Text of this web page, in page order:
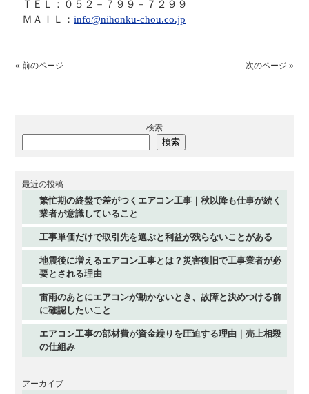
ＴＥＬ：０５２－７９９－７２９９
ＭＡＩＬ：info@nihonku-chou.co.jp
« 前のページ 次のページ »
検索
検索
最近の投稿
繁忙期の終盤で差がつくエアコン工事｜秋以降も仕事が続く
業者が意識していること
工事単価だけで取引先を選ぶと利益が残らないことがある
地震後に増えるエアコン工事とは？災害復旧で工事業者が必
要とされる理由
雷雨のあとにエアコンが動かないとき、故障と決めつける前
に確認したいこと
エアコン工事の部材費が資金繰りを圧迫する理由｜売上相殺
の仕組み
アーカイブ